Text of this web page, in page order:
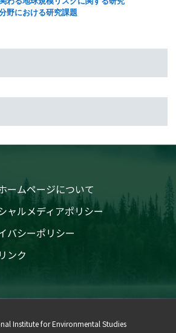
野における研究課題
ームページについて
ャルメディアポリシー
バシーポリシー
ンク
Institute for Environmental Studies